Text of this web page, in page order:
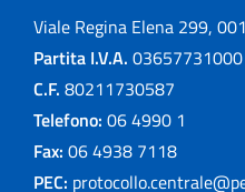
Viale Regina Elena 299,
Partita I.V.A. 03657731000
C.F. 80211730587
Telefono: 06 4990 1
Fax: 06 4938 7118
PEC: